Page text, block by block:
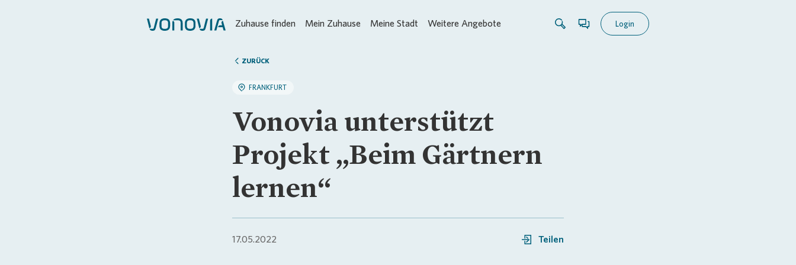
Zuhause finden Mein Zuhause Meine Stadt Weitere Angebote Login
ZURÜCK
FRANKFURT
Vonovia unterstützt
Projekt „Beim Gärtnern
lernen“
17.05.2022 Teilen